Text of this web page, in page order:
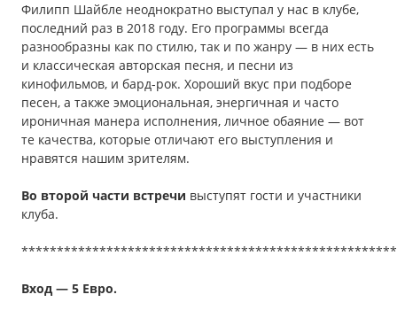
Филипп Шайбле неоднократно выступал у нас в клубе,
последний раз в 2018 году. Его программы всегда
разнообразны как по стилю, так и по жанру — в них есть
и классическая авторская песня, и песни из
кинофильмов, и бард-рок. Хороший вкус при подборе
песен, а также эмоциональная, энергичная и часто
ироничная манера исполнения, личное обаяние — вот
те качества, которые отличают его выступления и
нравятся нашим зрителям.
Во второй части встречи выступят гости и участники
клуба.
Вход — 5 Евро.